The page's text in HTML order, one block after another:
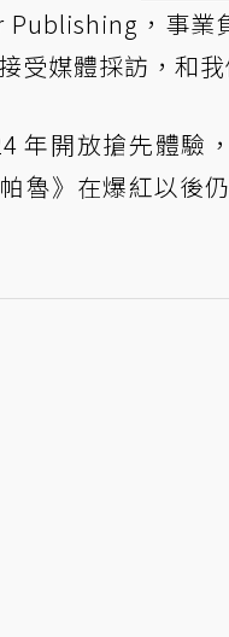
，事業
受媒體採訪，和
年開放搶先體
魯》在爆紅以後